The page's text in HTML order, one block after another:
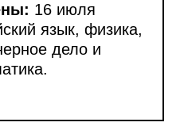
16 июля
язык, физика,
дело и